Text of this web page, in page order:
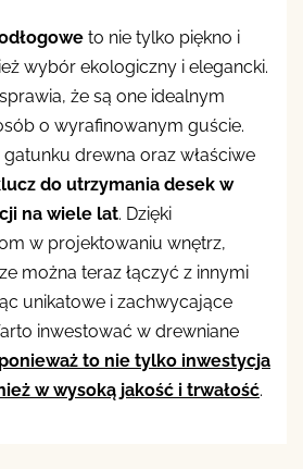
to nie tylko piękno i
wybór ekologiczny i elegancki.
że są one idealnym
o wyrafinowanym guście.
drewna oraz właściwe
do utrzymania desek w
na wiele lat. Dzięki
w projektowaniu wnętrz,
można teraz łączyć z innymi
unikatowe i zachwycające
inwestować w drewniane
ponieważ to nie tylko inwestycja
w wysoką jakość i trwałość.